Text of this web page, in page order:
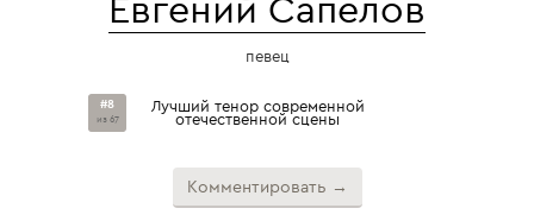
певец
#8
из 67
Лучший тенор современной
отечественной сцены
Комментировать →